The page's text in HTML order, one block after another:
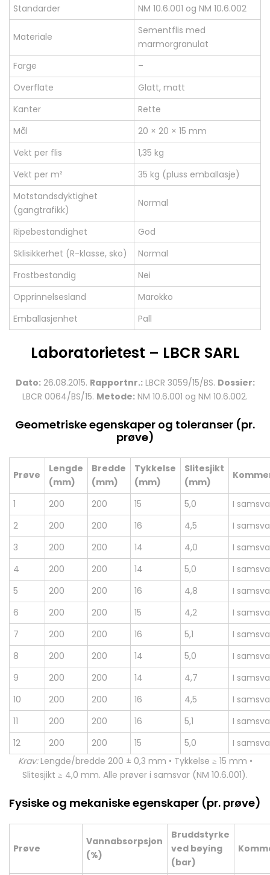
Standarder
NM 10.6.001 og NM 10.6.002
Materiale
Sementflis med
marmorgranulat
Farge
–
Overflate
Glatt, matt
Kanter
Rette
Mål
20 × 20 × 15 mm
Vekt per flis
1,35 kg
Vekt per m²
35 kg (pluss emballasje)
Motstandsdyktighet
(gangtrafikk)
Normal
Ripebestandighet
God
Sklisikkerhet (R-klasse, sko)
Normal
Frostbestandig
Nei
Opprinnelsesland
Marokko
Emballasjenhet
Pall
Laboratorietest – LBCR SARL
Dato:26.08.2015. Rapportnr.:LBCR 3059/15/BS. Dossier:
LBCR 0064/BS/15. Metode: NM 10.6.001 og NM 10.6.002.
Geometriske egenskaper og toleranser (pr.
prøve)
Prøve
Lengde
(mm)
Bredde
(mm)
Tykkelse
(mm)
Slitesjikt
(mm)
1 200 200 15 5,0
I
2
200 200 16 4,5
I
3
200 200 14 4,0
I
4
200 200 14 5,0
I
5
200 200 16 4,8
I
6
200 200 15 4,2
I
7
200 200 16 5,1
I
8
200 200 14 5,0
I
9
200 200 14 4,7
I
10
200 200 16 4,5
I
11
200 200 16 5,1
I
12
200 200 15 5,0
I
Krav:Lengde/bredde 200 ± 0,3 mm • Tykkelse ≥ 15 mm •
Slitesjikt ≥ 4,0 mm. Alle prøver i samsvar (NM 10.6.001).
Fysiske og mekaniske egenskaper (pr. prøve)
Prøve
Vannabsorpsjon
(%)
Bruddstyrke
ved bøying
(bar)